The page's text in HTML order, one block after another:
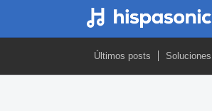
Últimos posts Soluciones